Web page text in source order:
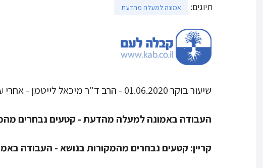
תיוגים: אמונה למעלה מהדעת
שיעור בוקר 01.06.2020 - הרב ד"ר מיכאל לייטמן - אחרי עריכה
העבודה באמונה למעלה מהדעת - קטעים נבחרים
קריין: קטעים נבחרים מהמקורות בנושא - העבודה